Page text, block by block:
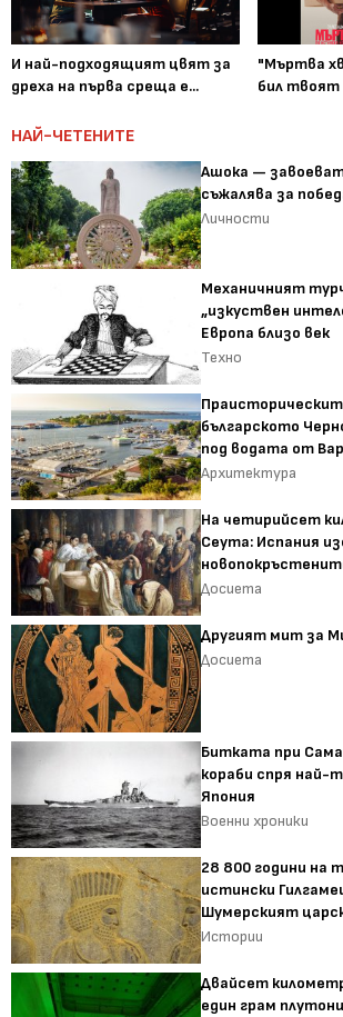
И най-подходящият цвят за
дреха на първа среща е...
"Мъртва
бил твоят
НАЙ-ЧЕТЕНИТЕ
Ашока —
съжалява за
Личности
Механичният
„изкуствен
Европа близо век
Техно
българското
под водата от
Архитектура
На четирийсет
Сеута: Испания
Досиета
Другият мит за
Досиета
Битката при
кораби спря най-
Япония
Военни хроники
28 800 години на
истински
Шумерският
Истории
Двайсет
един грам